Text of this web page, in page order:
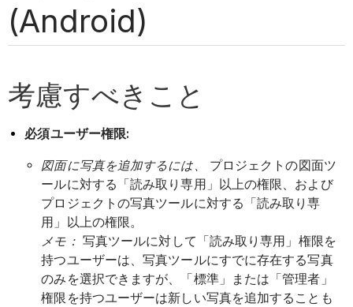
(Android)
考慮すべきこと
必須ユーザー権限:
図面に写真を追加するには、
プロジェクトの図面ツ
ールに対する「読み取り専用」以上の権限、および
プロジェクトの写真ツールに対する「読み取り専
用」以上の権限。
メモ： 写真ツールに対して「読み取り専用」権限を
持つユーザーは、写真ツールにすでに存在する写真
のみを選択できますが、「標準」または「管理者」
権限を持つユーザーは新しい写真を追加することも